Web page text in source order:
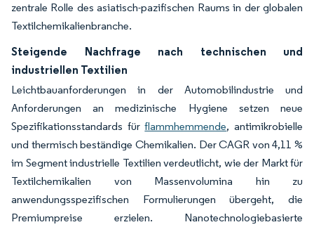
zentrale Rolle des asiatisch-pazifischen Raums in der globalen
Textilchemikalienbranche.
Steigende Nachfrage nach technischen und
industriellen Textilien
Leichtbauanforderungen in der Automobilindustrie und
Anforderungen an medizinische Hygiene setzen neue
Spezifikationsstandards fürflammhemmende, antimikrobielle
und thermisch beständige Chemikalien. Der CAGR von 4,11 %
im Segment industrielle Textilien verdeutlicht, wie der Markt für
Textilchemikalien von Massenvolumina hin zu
anwendungsspezifischen Formulierungen übergeht, die
Premiumpreise erzielen. Nanotechnologiebasierte